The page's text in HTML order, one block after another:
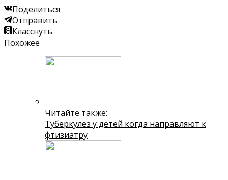
Поделиться
Отправить
Класснуть
Похожее
Читайте также:
Туберкулез у детей когда направляют к
фтизиатру